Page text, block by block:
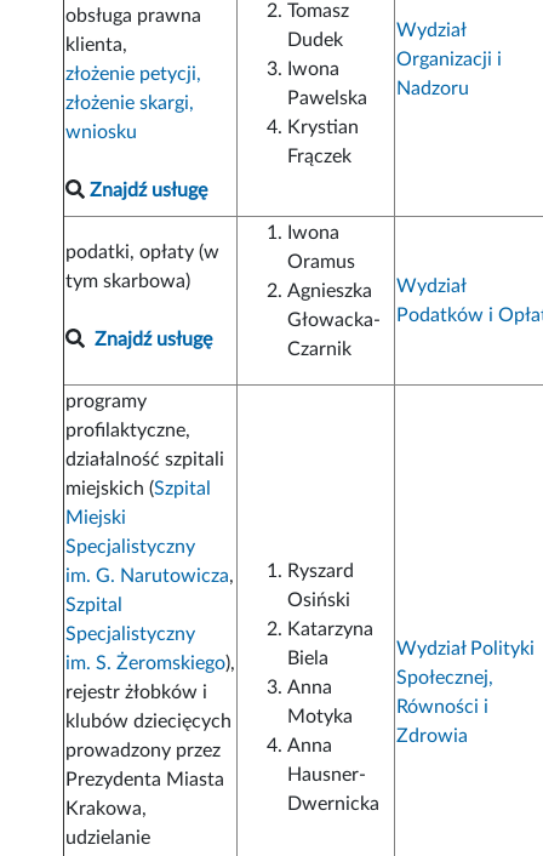
obsługa prawna
klienta,
złożenie petycji,
złożenie skargi,
wniosku
Znajdź usługę
Tomasz
Dudek
Iwona
Pawelska
Krystian
Frączek
Wydział
Organizacji i
Nadzoru
podatki, opłaty (w
tym skarbowa)
Znajdź usługę
Iwona
Oramus
Agnieszka
Głowacka-
Czarnik
Wydział
Podatków i
programy
profilaktyczne,
działalność szpitali
miejskich (Szpital
Miejski
Specjalistyczny
im. G. Narutowicza,
Szpital
Specjalistyczny
im. S. Żeromskiego),
rejestr żłobków i
klubów dziecięcych
prowadzony przez
Prezydenta Miasta
Krakowa,
udzielanie
Ryszard
Osiński
Katarzyna
Biela
Anna
Motyka
Anna
Hausner-
Dwernicka
Wydział Polityki
Społecznej,
Równości i
Zdrowia